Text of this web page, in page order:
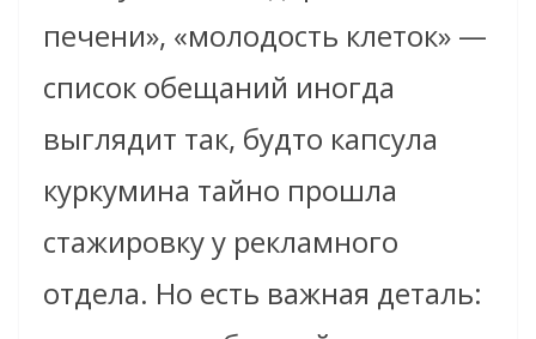
печени», «молодость клеток» —
список обещаний иногда
выглядит так, будто капсула
куркумина тайно прошла
стажировку у рекламного
отдела. Но есть важная деталь: